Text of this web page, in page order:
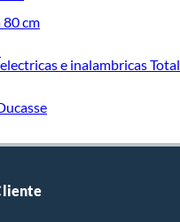
cm
e inalambricas Total